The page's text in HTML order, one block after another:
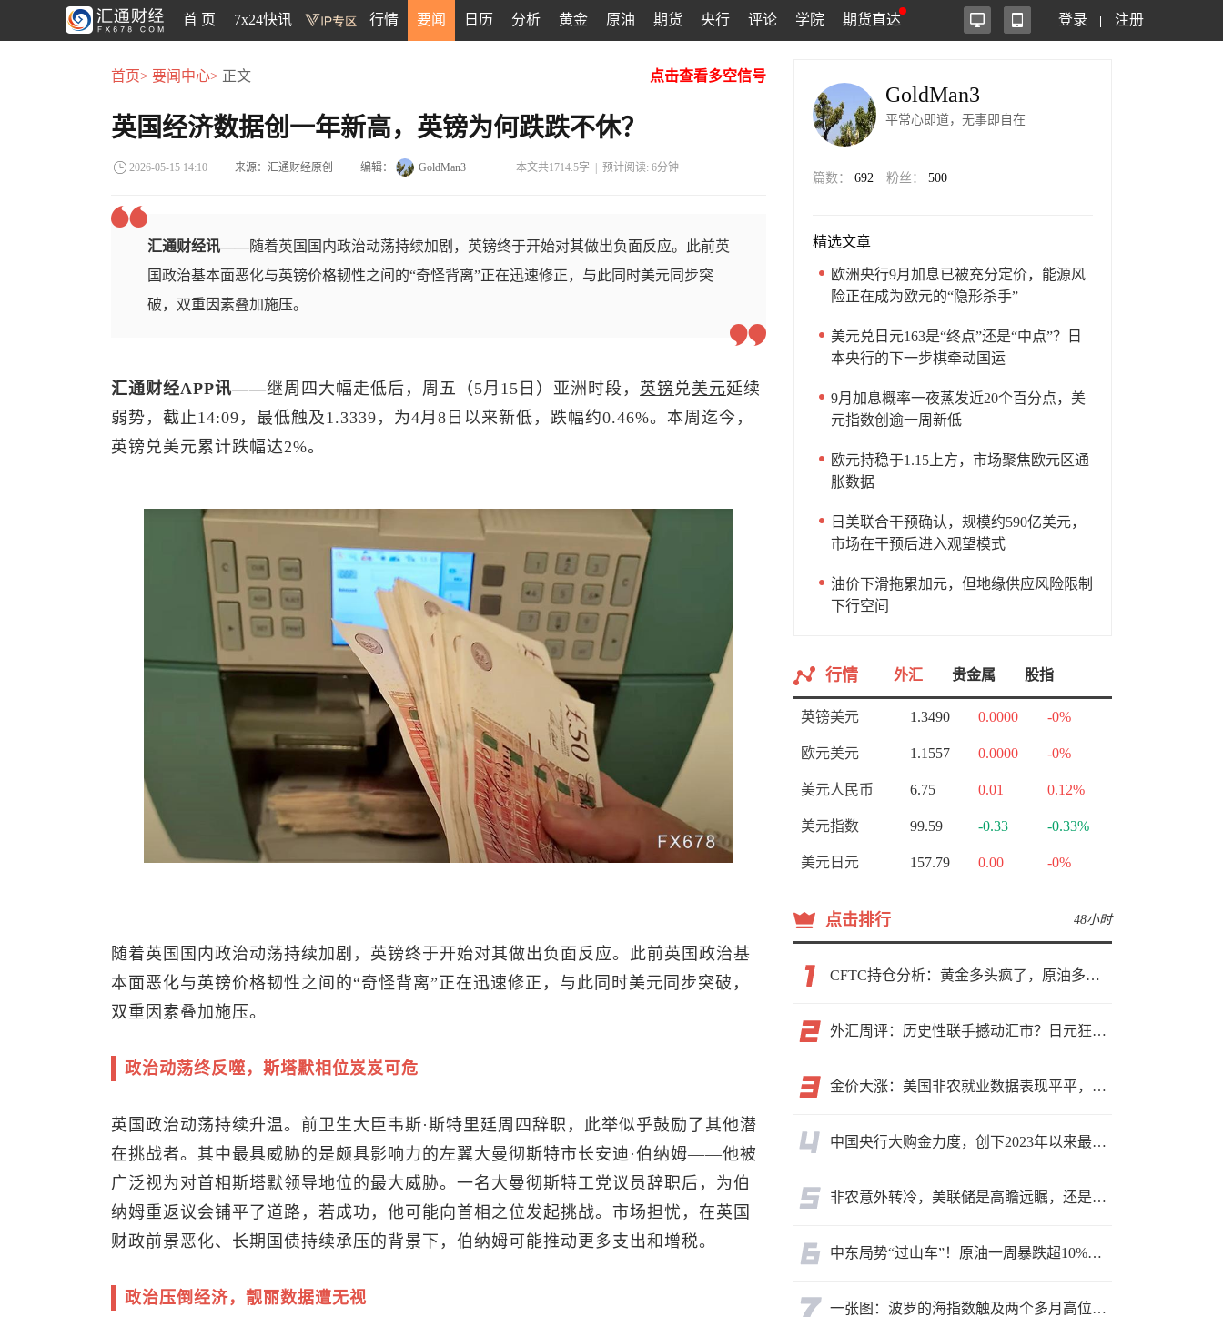
首 页 7x24快讯 行情 要闻 日历 分析 黄金 原油 期货 央行 评论 学院 期货直达 登录 注册
首页> 要闻中心> 正文 点击查看多空信号
英国经济数据创一年新高，英镑为何跌跌不休？
2026-05-15 14:10 来源：汇通财经原创 编辑： GoldMan3 本文共1714.5字 |预计阅读: 6分钟
汇通财经讯——随着英国国内政治动荡持续加剧，英镑终于开始对其做出负面反应。此前英
国政治基本面恶化与英镑价格韧性之间的“奇怪背离”正在迅速修正，与此同时美元同步突
破，双重因素叠加施压。
汇通财经APP讯——继周四大幅走低后，周五（5月15日）亚洲时段， 英镑 兑美元延续
弱势，截止14:09，最低触及1.3339，为4月8日以来新低，跌幅约0.46%。本周迄今，
英镑兑美元累计跌幅达2%。
随着英国国内政治动荡持续加剧，英镑终于开始对其做出负面反应。此前英国政治基
本面恶化与英镑价格韧性之间的“奇怪背离”正在迅速修正，与此同时美元同步突破，
双重因素叠加施压。
政治动荡终反噬，斯塔默相位岌岌可危
英国政治动荡持续升温。前卫生大臣韦斯·斯特里廷周四辞职，此举似乎鼓励了其他潜
在挑战者。其中最具威胁的是颇具影响力的左翼大曼彻斯特市长安迪·伯纳姆——他被
广泛视为对首相斯塔默领导地位的最大威胁。一名大曼彻斯特工党议员辞职后，为伯
纳姆重返议会铺平了道路，若成功，他可能向首相之位发起挑战。市场担忧，在英国
财政前景恶化、长期国债持续承压的背景下，伯纳姆可能推动更多支出和增税。
政治压倒经济，靓丽数据遭无视
GoldMan3
平常心即道，无事即自在
篇数： 692 粉丝： 500
精选文章
欧洲央行9月加息已被充分定价，能源风
险正在成为欧元的“隐形杀手”
美元兑日元163是“终点”还是“中点”？日
本央行的下一步棋牵动国运
9月加息概率一夜蒸发近20个百分点，美
元指数创逾一周新低
欧元持稳于1.15上方，市场聚焦欧元区通
胀数据
日美联合干预确认，规模约590亿美元，
市场在干预后进入观望模式
油价下滑拖累加元，但地缘供应风险限制
下行空间
行情 外汇 贵金属 股指
英镑美元 1.3490 0.0000 -0%
欧元美元 1.1557 0.0000 -0%
美元人民币 6.75 0.01 0.12%
美元指数 99.59 -0.33 -0.33%
美元日元 157.79 0.00 -0%
点击排行 48小时
CFTC持仓分析：黄金多头疯了，原油多头跑了，日元空头投降了！
外汇周评：历史性联手撼动汇市？日元狂飙后回调，非农意外爆冷，美元刷新七周低点
金价大涨：美国非农就业数据表现平平，美联储加息预期遭重创
中国央行大购金力度，创下2023年以来最大月度购金规模
非农意外转冷，美联储是高瞻远瞩，还是政治默契？
中东局势“过山车”！原油一周暴跌超10%，霍尔木兹海峡谈判成最大变数
一张图：波罗的海指数触及两个多月高位，周线大幅收涨